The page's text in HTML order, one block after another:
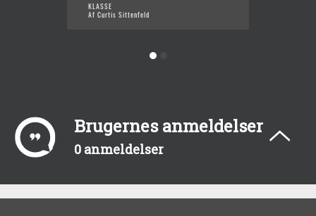
KLASSE
Af Curtis Sittenfeld
Brugernes anmeldelser
0 anmeldelser